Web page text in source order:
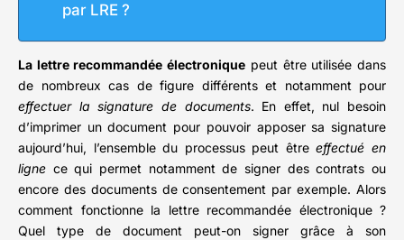
par LRE ?
La lettre recommandée électronique peut être utilisée dans
de nombreux cas de figure différents et notamment pour
effectuer la signature de documents. En effet, nul besoin
d’imprimer un document pour pouvoir apposer sa signature
aujourd’hui, l’ensemble du processus peut êtreeffectué en
ligne ce qui permet notamment de signer des contrats ou
encore des documents de consentement par exemple. Alors
comment fonctionne la lettre recommandée électronique ?
Quel type de document peut-on signer grâce à son